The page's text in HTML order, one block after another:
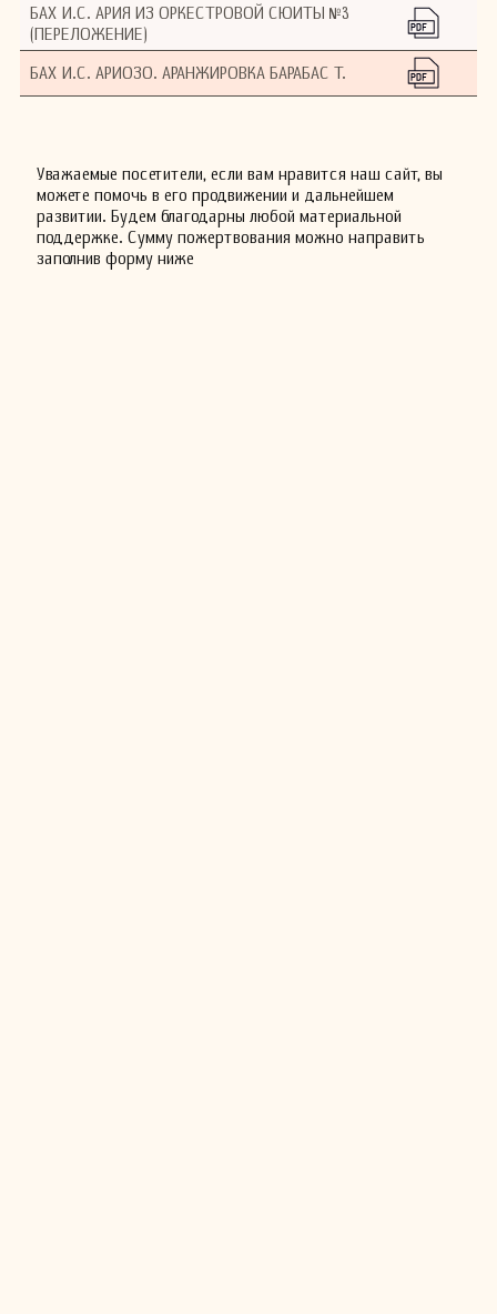
БАХ И.С. АРИЯ ИЗ ОРКЕСТРОВОЙ СЮИТЫ №3
(ПЕРЕЛОЖЕНИЕ)
БАХ И.С. АРИОЗО. АРАНЖИРОВКА БАРАБАС Т.
Уважаемые посетители, если вам нравится наш сайт, вы
можете помочь в его продвижении и дальнейшем
развитии. Будем благодарны любой материальной
поддержке. Сумму пожертвования можно направить
заполнив форму ниже